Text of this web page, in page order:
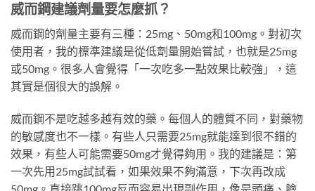
威而鋼建議劑量要怎麼抓？
威而鋼的劑量主要有三種：25mg、50mg和100mg。對初次
使用者，我的標準建議是從低劑量開始嘗試，也就是25mg
或50mg。很多人會覺得「一次吃多一點效果比較強」，這
其實是個很大的誤解。
威而鋼不是吃越多越有效的藥。每個人的體質不同，對藥物
的敏感度也不一樣。有些人只需要25mg就能達到很不錯的
效果，有些人可能需要50mg才覺得夠用。我的建議是：第
一次先用25mg試試看，如果效果不夠滿意，下次再改成
50mg。直接跳100mg反而容易出現副作用，像是頭痛、臉